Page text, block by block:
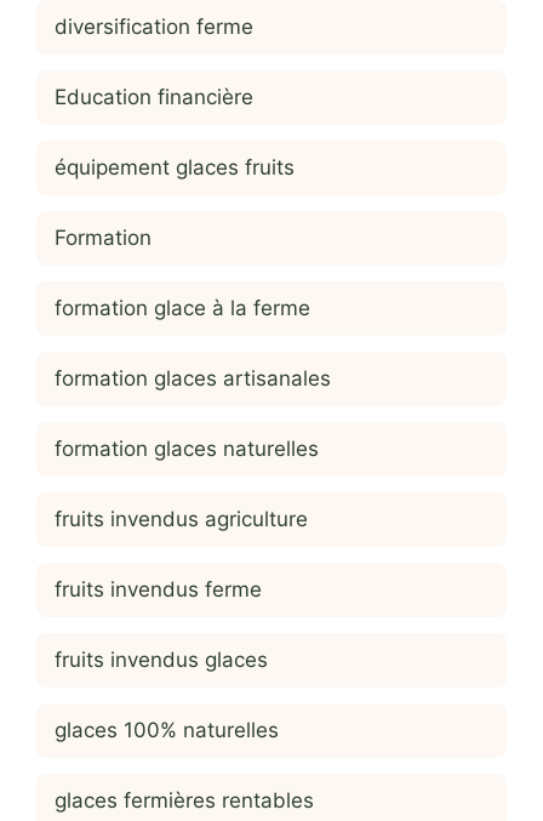
diversification ferme
Education financière
équipement glaces fruits
Formation
formation glace à la ferme
formation glaces artisanales
formation glaces naturelles
fruits invendus agriculture
fruits invendus ferme
fruits invendus glaces
glaces 100% naturelles
glaces fermières rentables